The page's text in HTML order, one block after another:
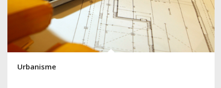
Urbanisme